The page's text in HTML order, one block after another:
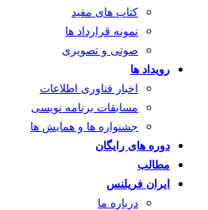
کتاب های مفید
نمونه قرارداد ها
صوتی و تصویری
رویداد ها
اخبار فناوری اطلاعات
مسابقات برنامه نویسی
جشنواره ها و همایش ها
دوره های رایگان
مطالب
ایران فریلنس
درباره ما